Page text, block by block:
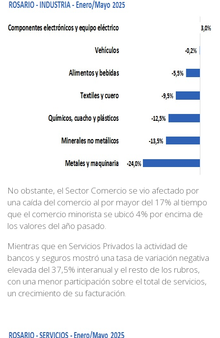
No obstante, el Sector Comercio se vio afectado por
una caída del comercio al por mayor del 17% al tiempo
que el comercio minorista se ubicó 4% por encima de
los valores del año pasado.
Mientras que en Servicios Privados la actividad de
bancos y seguros mostró una tasa de variación negativa
elevada del 37,5% interanual y el resto de los rubros,
con una menor participación sobre el total de servicios,
un crecimiento de su facturación.